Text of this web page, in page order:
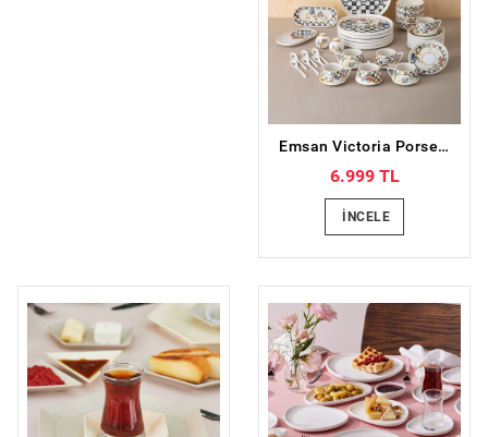
Emsan Victoria Porselen 32 Parça 6 Kişilik Kahvaltı/Servis Takımı
6.999 TL
İNCELE